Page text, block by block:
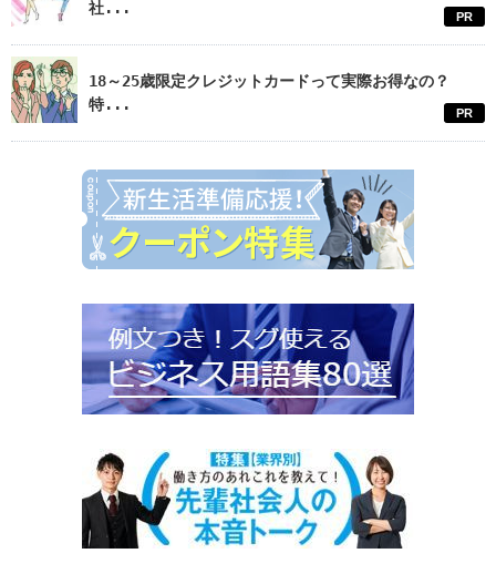
社... PR
18～25歳限定クレジットカードって実際お得なの？
特...
PR